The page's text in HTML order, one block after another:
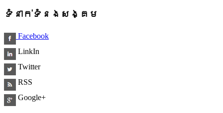
ទំនាក់ទំនងសង្គម
Facebook
LinkIn
Twitter
RSS
Google+